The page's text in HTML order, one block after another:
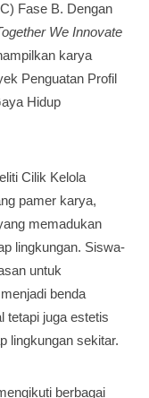
Fase B. Dengan
We Innovate
karya
Penguatan Profil
Hidup
Cilik Kelola
pamer karya,
memadukan
lingkungan. Siswa-
untuk
benda
tetapi juga estetis
lingkungan sekitar.
berbagai